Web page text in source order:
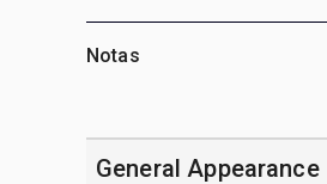
Notas
General Appearance